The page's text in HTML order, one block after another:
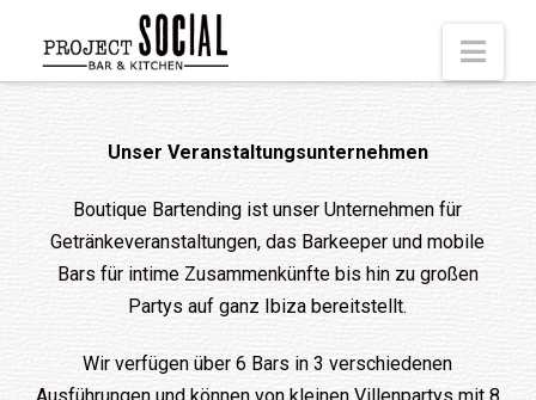
Unser Veranstaltungsunternehmen
Boutique Bartending ist unser Unternehmen für
Getränkeveranstaltungen, das Barkeeper und mobile
Bars für intime Zusammenkünfte bis hin zu großen
Partys auf ganz Ibiza bereitstellt.
Wir verfügen über 6 Bars in 3 verschiedenen